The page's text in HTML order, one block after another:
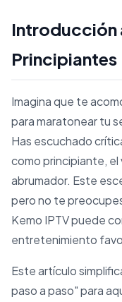
Introducción
Principiantes
Imagina que te
para maratonear tu
Has escuchado
como principiante,
abrumador. Este
pero no te
Kemo IPTV puede
entretenimiento
Este artículo
paso a paso" para